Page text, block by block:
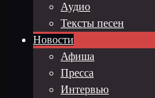
Аудио
Тексты песен
Новости
Афиша
Пресса
Интервью